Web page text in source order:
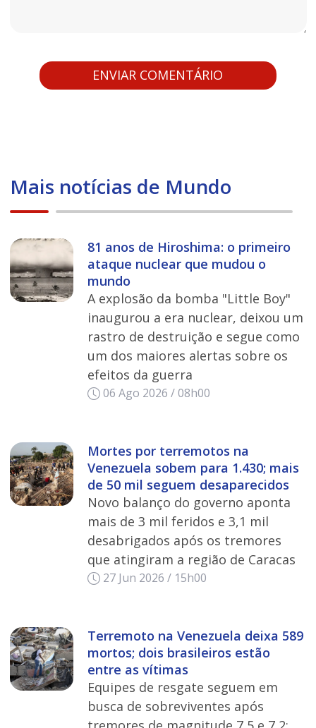
Mais notícias de Mundo
81 anos de Hiroshima: o primeiro
ataque nuclear que mudou o
mundo
A explosão da bomba "Little Boy"
inaugurou a era nuclear, deixou um
rastro de destruição e segue como
um dos maiores alertas sobre os
efeitos da guerra
06 Ago 2026 / 08h00
Mortes por terremotos na
Venezuela sobem para 1.430; mais
de 50 mil seguem desaparecidos
Novo balanço do governo aponta
mais de 3 mil feridos e 3,1 mil
desabrigados após os tremores
que atingiram a região de Caracas
27 Jun 2026 / 15h00
Terremoto na Venezuela deixa 589
mortos; dois brasileiros estão
entre as vítimas
Equipes de resgate seguem em
busca de sobreviventes após